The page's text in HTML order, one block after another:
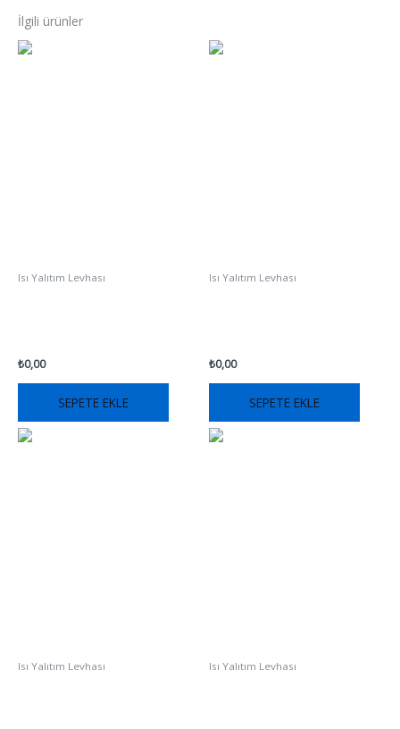
İlgili ürünler
Isı Yalıtım Levhası
₺0,00
SEPETE EKLE
Isı Yalıtım Levhası
₺0,00
SEPETE EKLE
Isı Yalıtım Levhası Isı Yalıtım Levhası